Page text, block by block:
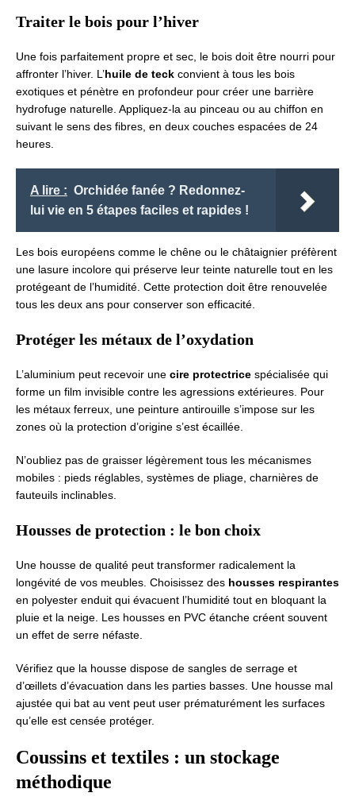
Traiter le bois pour l’hiver
Une fois parfaitement propre et sec, le bois doit être nourri pour
affronter l’hiver. L’huile de teck convient à tous les bois
exotiques et pénètre en profondeur pour créer une barrière
hydrofuge naturelle. Appliquez-la au pinceau ou au chiffon en
suivant le sens des fibres, en deux couches espacées de 24
heures.
A lire : Orchidée fanée ? Redonnez-
lui vie en 5 étapes faciles et rapides !
Les bois européens comme le chêne ou le châtaignier préfèrent
une lasure incolore qui préserve leur teinte naturelle tout en les
protégeant de l’humidité. Cette protection doit être renouvelée
tous les deux ans pour conserver son efficacité.
Protéger les métaux de l’oxydation
L’aluminium peut recevoir une cire protectrice spécialisée qui
forme un film invisible contre les agressions extérieures. Pour
les métaux ferreux, une peinture antirouille s’impose sur les
zones où la protection d’origine s’est écaillée.
N’oubliez pas de graisser légèrement tous les mécanismes
mobiles : pieds réglables, systèmes de pliage, charnières de
fauteuils inclinables.
Housses de protection : le bon choix
Une housse de qualité peut transformer radicalement la
longévité de vos meubles. Choisissez des housses respirantes
en polyester enduit qui évacuent l’humidité tout en bloquant la
pluie et la neige. Les housses en PVC étanche créent souvent
un effet de serre néfaste.
Vérifiez que la housse dispose de sangles de serrage et
d’œillets d’évacuation dans les parties basses. Une housse mal
ajustée qui bat au vent peut user prématurément les surfaces
qu’elle est censée protéger.
Coussins et textiles : un stockage
méthodique